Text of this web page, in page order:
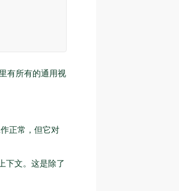
有所有的通用视
正常，但它对
下文。这是除了